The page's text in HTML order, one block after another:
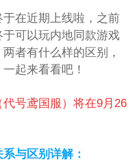
在近期上线啦，之前
可以玩内地同款游戏
者有什么样的区别，
起来看看吧！
号鸢国服）将在9月26
与区别详解：